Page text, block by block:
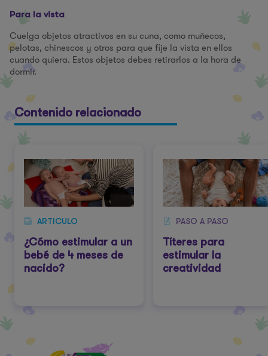
Para la vista
Cuelga objetos atractivos en su cuna, como muñecos,
pelotas, chinescos y otros para que fije la vista en ellos
cuando quiera. Estos objetos debes retirarlos a la hora de
dormir.
Contenido relacionado
ARTICULO
¿Cómo estimular a un
bebé de 4 meses de
nacido?
PASO A PASO
Títeres para
estimular la
creatividad